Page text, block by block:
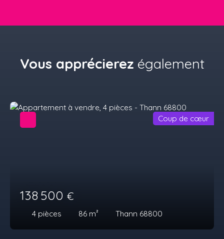
Vous apprécierez également
138 500 €
4 pièces 86 m² Thann 68800
Coup de cœur